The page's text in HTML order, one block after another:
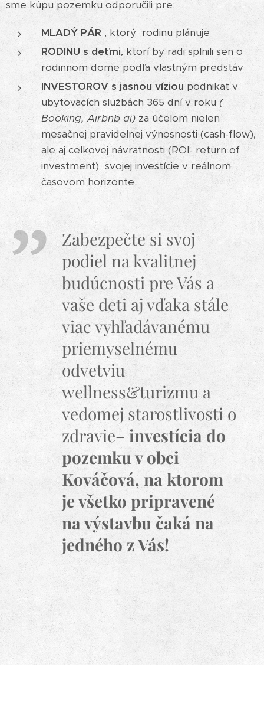
sme kúpu pozemku odporučili pre:
MLADÝ PÁR , ktorý rodinu plánuje
RODINU s deťmi, ktorí by radi splnili sen o
rodinnom dome podľa vlastným predstáv
INVESTOROV s jasnou víziou podnikať v
ubytovacích službách 365 dní v roku (
Booking, Airbnb ai) za účelom nielen
mesačnej pravidelnej výnosnosti (cash-flow),
ale aj celkovej návratnosti (ROI- return of
investment) svojej investície v reálnom
časovom horizonte.
Zabezpečte si svoj
podiel na kvalitnej
budúcnosti pre Vás a
vaše deti aj vďaka stále
viac vyhľadávanému
priemyselnému
odvetviu
wellness&turizmu a
vedomej starostlivosti o
zdravie– investícia do
pozemku v obci
Kováčová, na ktorom
je všetko pripravené
na výstavbu čaká na
jedného z Vás!